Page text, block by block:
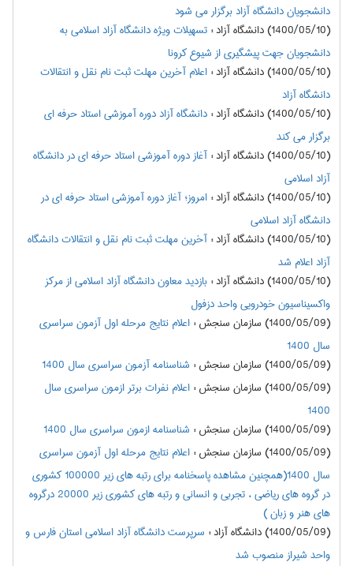
دانشجویان دانشگاه آزاد برگزار می شود
(1400/05/10) دانشگاه آزاد
:تسهیلات ویژه دانشگاه آزاد اسلامی به
دانشجویان جهت پیشگیری از شیوع کرونا
(1400/05/10) دانشگاه آزاد
:اعلام آخرین مهلت ثبت نام نقل و انتقالات
دانشگاه آزاد
(1400/05/10) دانشگاه آزاد
:دانشگاه آزاد دوره آموزشی استاد حرفه ای
برگزار می کند
(1400/05/10) دانشگاه آزاد
:آغاز دوره آموزشی استاد حرفه ای در دانشگاه
آزاد اسلامی
(1400/05/10) دانشگاه آزاد
:امروز؛ آغاز دوره آموزشی استاد حرفه ای در
دانشگاه آزاد اسلامی
(1400/05/10) دانشگاه آزاد
:آخرین مهلت ثبت نام نقل و انتقالات دانشگاه
آزاد اعلام شد
(1400/05/10) دانشگاه آزاد
:بازدید معاون دانشگاه آزاد اسلامی از مرکز
واکسیناسیون خودرویی واحد دزفول
(1400/05/09) سازمان سنجش
:اعلام نتايج مرحله اول آزمون سراسري
سال 1400
(1400/05/09) سازمان سنجش
: شناسنامه آزمون سراسری سال 1400
(1400/05/09) سازمان سنجش
:اعلام نفرات برتر ازمون سراسري سال
1400
(1400/05/09) سازمان سنجش
: شناسنامه ازمون سراسري سال 1400
(1400/05/09) سازمان سنجش
:اعلام نتايج مرحله اول آزمون سراسري
سال 1400(همچنین مشاهده پاسخنامه برای رتبه های زیر 100000 کشوری
در گروه های ریاضی ، تجربی و انسانی و رتبه های کشوری زیر 20000 درگروه
های هنر و زبان )
(1400/05/09) دانشگاه آزاد
: سرپرست دانشگاه آزاد اسلامی استان فارس و
واحد شیراز منصوب شد